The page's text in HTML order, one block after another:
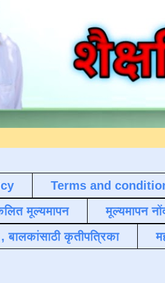
Terms and
मूल्यमापन
मूल्यमापन
, बालकांसाठी कृतीपत्रिका